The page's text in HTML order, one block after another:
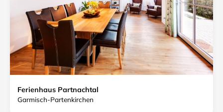
Ferienhaus Partnachtal
Garmisch-Partenkirchen